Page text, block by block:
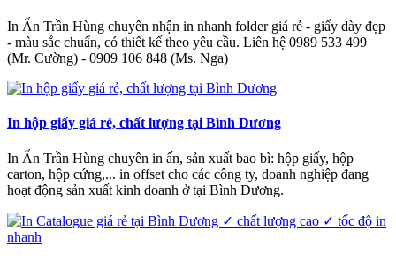
In Ấn Trần Hùng chuyên nhận in nhanh folder giá rẻ - giấy dày đẹp
- màu sắc chuẩn, có thiết kế theo yêu cầu. Liên hệ 0989 533 499
(Mr. Cường) - 0909 106 848 (Ms. Nga)
In hộp giấy giá rẻ, chất lượng tại Bình Dương
In Ấn Trần Hùng chuyên in ấn, sản xuất bao bì: hộp giấy, hộp
carton, hộp cứng,... in offset cho các công ty, doanh nghiệp đang
hoạt động sản xuất kinh doanh ở tại Bình Dương.